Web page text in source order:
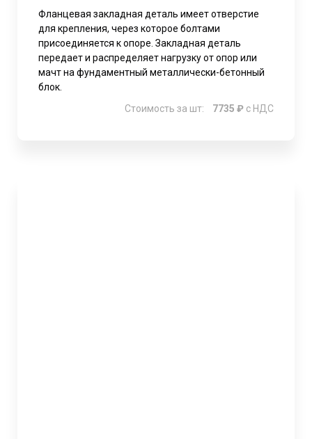
Фланцевая закладная деталь имеет отверстие
для крепления, через которое болтами
присоединяется к опоре. Закладная деталь
передает и распределяет нагрузку от опор или
мачт на фундаментный металлически-бетонный
блок.
Стоимость за шт: 7735 ₽ с НДС